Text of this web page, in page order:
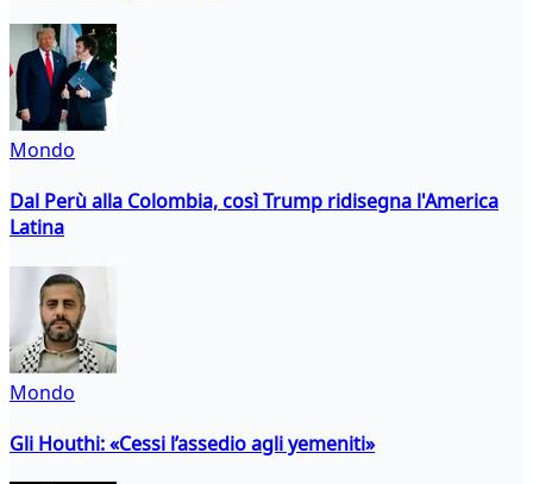
Mondo
Dal Perù alla Colombia, così Trump ridisegna l'America
Latina
Mondo
Gli Houthi: «Cessi l’assedio agli yemeniti»